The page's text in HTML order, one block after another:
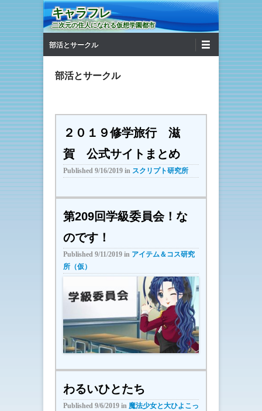
キャラフレ
二次元の住人になれる仮想学園都市
部活とサークル
部活とサークル
２０１９修学旅行 滋
賀 公式サイトまとめ
Published 9/16/2019 in スクリプト研究所
第209回学級委員会！な
のです！
Published 9/11/2019 in アイテム＆コス研究
所（仮）
わるいひとたち
Published 9/6/2019 in 魔法少女と大ひよこっ